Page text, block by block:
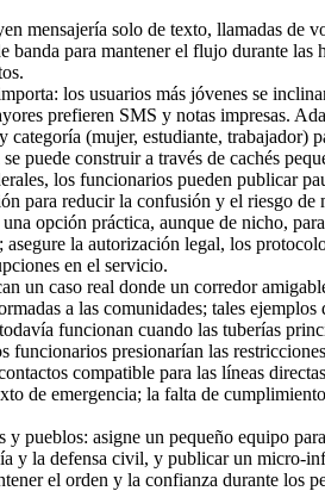
mensajería solo de texto, llamadas de
banda para mantener el flujo durante las
los usuarios más jóvenes se
prefieren SMS y notas impresas.
(mujer, estudiante, trabajador)
puede construir a través de cachés
los funcionarios pueden publicar
para reducir la confusión y el riesgo de
opción práctica, aunque de nicho,
asegure la autorización legal, los
en el servicio.
un caso real donde un corredor
a las comunidades; tales ejemplos
funcionan cuando las tuberías
funcionarios presionarían las
compatible para las líneas
de emergencia; la falta de
y pueblos: asigne un pequeño equipo
y la defensa civil, y publicar un micro-
el orden y la confianza durante los